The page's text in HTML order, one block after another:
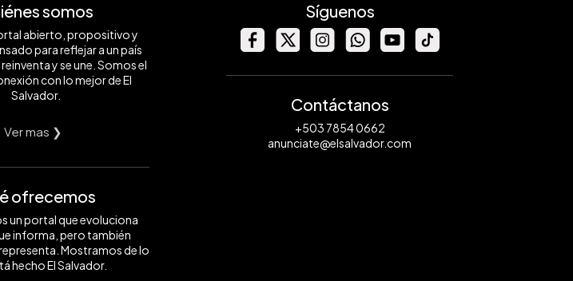
somos
abierto, propositivo y
para reflejar a un país
y se une. Somos el
con lo mejor de El
Salvador.
Ver mas ❯
ofrecemos
un portal que evoluciona
informa, pero también
Mostramos de lo
hecho El Salvador.
Síguenos
Contáctanos
+503 7854 0662
anunciate@elsalvador.com